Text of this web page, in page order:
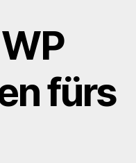
fürs